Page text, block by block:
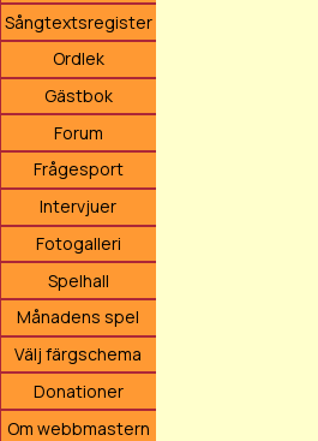
Sångtextsregister
Ordlek
Gästbok
Forum
Frågesport
Intervjuer
Fotogalleri
Spelhall
Månadens spel
Välj färgschema
Donationer
Om webbmastern